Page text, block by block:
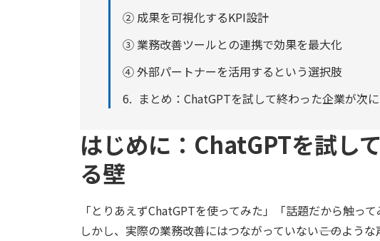
② 成果を可視化するKPI設計
③ 業務改善ツールとの連携で効果を最大化
④ 外部パートナーを活用するという選択肢
まとめ：ChatGPTを試して終わった企業が次
はじめに：ChatGPTを試し
る壁
「とりあえずChatGPTを使ってみた」「話題だから触って
しかし、実際の業務改善にはつながっていない――このよう